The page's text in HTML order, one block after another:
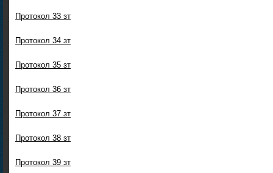
Протокол 33 зт
Протокол 34 зт
Протокол 35 зт
Протокол 36 зт
Протокол 37 зт
Протокол 38 зт
Протокол 39 зт